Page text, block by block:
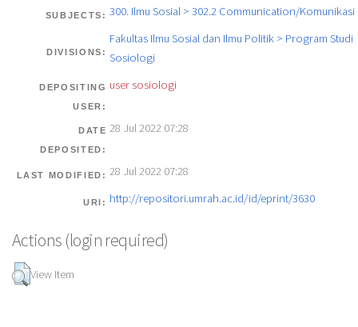
SUBJECTS: 300. Ilmu Sosial > 302.2 Communication/Komunikasi
DIVISIONS:
Fakultas Ilmu Sosial dan Ilmu Politik > Program Studi
Sosiologi
DEPOSITING
USER:
user sosiologi
DATE
DEPOSITED:
28 Jul 2022 07:28
LAST MODIFIED: 28 Jul 2022 07:28
URI: http://repositori.umrah.ac.id/id/eprint/3630
Actions (login required)
View Item